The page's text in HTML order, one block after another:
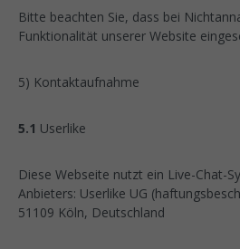
Bitte beachten Sie, dass bei
Funktionalität unserer Website
5) Kontaktaufnahme
5.1 Userlike
Diese Webseite nutzt ein Live-Chat-
Anbieters: Userlike UG
51109 Köln, Deutschland